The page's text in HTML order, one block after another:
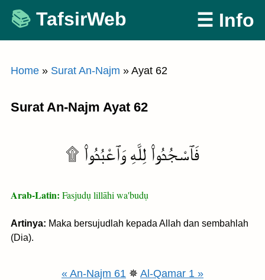
Skip
content
TafsirWeb ☰ Info
Home » Surat An-Najm » Ayat 62
Surat An-Najm Ayat 62
فَٱسْجُدُوا۟ لِلَّهِ وَٱعْبُدُوا۟ ۩
Arab-Latin: Fasjudụ lillāhi wa'budụ
Artinya: Maka bersujudlah kepada Allah dan sembahlah
(Dia).
« An-Najm 61 ✵ Al-Qamar 1 »